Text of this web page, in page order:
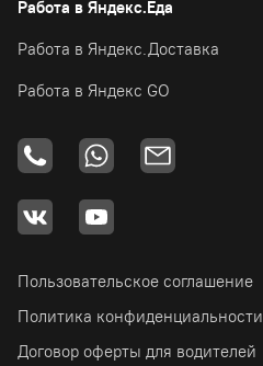
Работа в Яндекс.Еда
Работа в Яндекс.Доставка
Работа в Яндекс GO
Пользовательское соглашение
Политика конфиденциальности
Договор оферты для водителей